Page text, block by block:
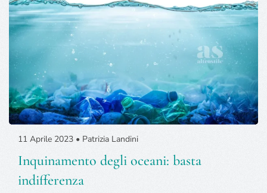
11 Aprile 2023 • Patrizia Landini
Inquinamento degli oceani: basta
indifferenza